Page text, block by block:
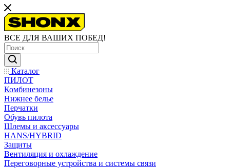
ВСЕ ДЛЯ ВАШИХ ПОБЕД!
Каталог
ПИЛОТ
Комбинезоны
Нижнее белье
Перчатки
Обувь пилота
Шлемы и аксессуары
HANS/HYBRID
Защиты
Вентиляция и охлаждение
Переговорные устройства и системы связи